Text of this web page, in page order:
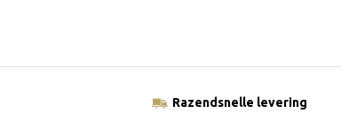
Razendsnelle levering